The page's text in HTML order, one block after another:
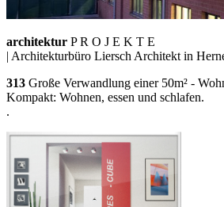
architektur P R O J E K T E
| Architekturbüro Liersch Architekt in
313 Große Verwandlung einer 50m² -
Kompakt: Wohnen, essen und schlafen.
.